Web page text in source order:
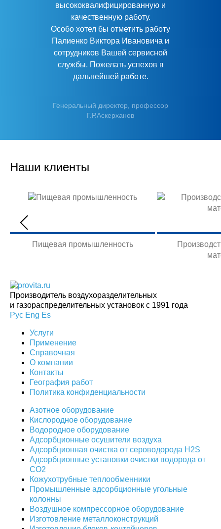
высококвалифицированную и
качественную работу.
Особо хотел бы отметить работу
Палиенко Виктора Ивановича и
сотрудников Вашей сервисной
службы. Пожелать успехов в
дальнейшей работе.
Генеральный директор, профессор
Г.Р.Аскерханов
Наши клиенты
Пищевая промышленность
Производитель воздухоразделительных
и газораспределительных установок с 1991 года
Рус Eng Es
Услуги
Применение
Справочная
О компании
Контакты
География работ
Политика конфиденциальности
Азотное оборудование
Кислородное оборудование
Водородное оборудование
Адсорбционные осушители воздуха
Адсорбционная очистка от сероводорода H2S
Адсорбционные установки очистки водорода от
CO2
Кожухотрубные теплообменники
Промышленные адсорбционные угольные
колонны
Воздушное компрессорное оборудование
Изготовление металлоконструкций